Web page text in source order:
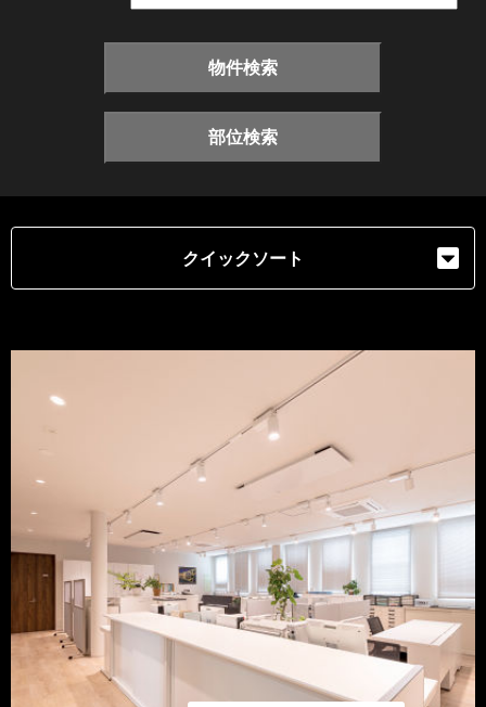
物件検索
部位検索
クイックソート